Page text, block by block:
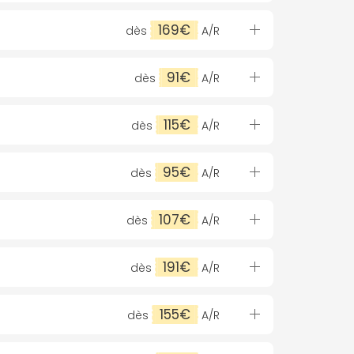
dès 169€ A/R
dès 91€ A/R
dès 115€ A/R
dès 95€ A/R
dès 107€ A/R
dès 191€ A/R
dès 155€ A/R